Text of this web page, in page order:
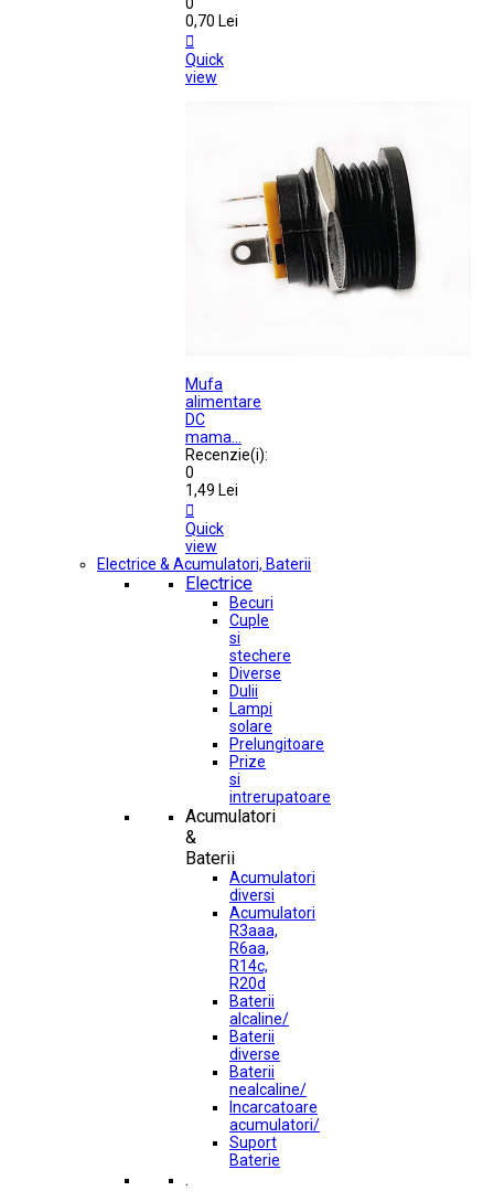
0,70 Lei

Quick
view
Mufa
alimentare
DC
mama...
Recenzie(i):
0
1,49 Lei

Quick
view
Electrice & Acumulatori, Baterii
Electrice
Becuri
Cuple
si
stechere
Diverse
Dulii
Lampi
solare
Prelungitoare
Prize
si
intrerupatoare
Acumulatori
&
Baterii
Acumulatori
diversi
Acumulatori
R3aaa,
R6aa,
R14c,
R20d
Baterii
alcaline/
Baterii
diverse
Baterii
nealcaline/
Incarcatoare
acumulatori/
Suport
Baterie
.